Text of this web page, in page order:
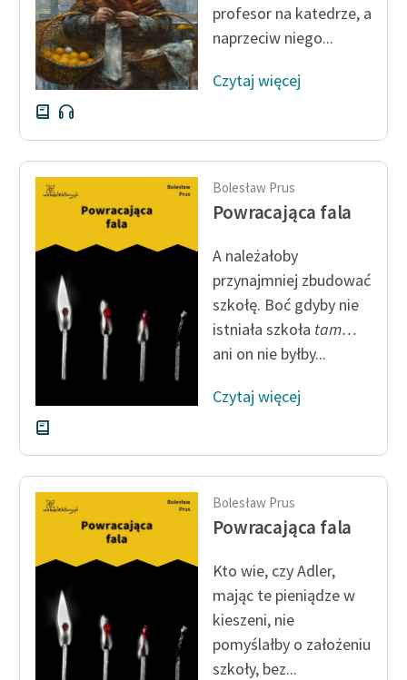
Zespół
Zasady wykorzystania
Wolnych Lektur
Logotypy
Materiały promocyjne
Polityka prywatności
Regulamin biblioteki
Dane fundacji i
sprawozdania finansowe
Regulamin darowizn
Informacja o treściach
Deklaracja dostępności
profesor na katedrze, a
naprzeciw niego...
Czytaj więcej
Bolesław Prus
Powracająca fala
A należałoby
przynajmniej zbudować
szkołę. Boć gdyby nie
istniała szkoła tam…
ani on nie byłby...
Czytaj więcej
Bolesław Prus
Powracająca fala
Kto wie, czy Adler,
mając te pieniądze w
kieszeni, nie
pomyślałby o założeniu
szkoły, bez...